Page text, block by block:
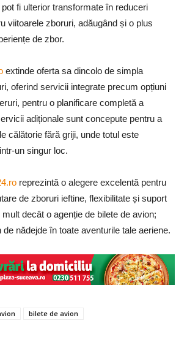
fi ulterior transformate în reduceri
viitoarele zboruri, adăugând și o plus
de zbor.
extinde oferta sa dincolo de simpla
oferind servicii integrate precum opțiuni
pentru o planificare completă a
adiționale sunt concepute pentru a
călătorie fără griji, unde totul este
un singur loc.
reprezintă o alegere excelentă pentru
de zboruri ieftine, flexibilitate și suport
decât o agenție de bilete de avion;
nădejde în toate aventurile tale aeriene.
bilete de avion